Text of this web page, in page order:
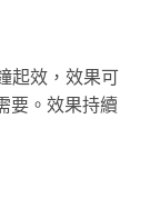
起效，效果可
要。效果持續